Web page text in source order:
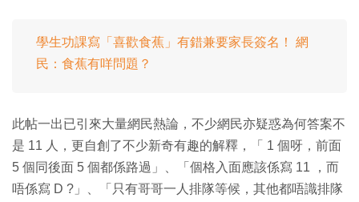
學生功課寫「喜歡食蕉」有錯兼要家長簽名！ 網
民：食蕉有咩問題？
此帖一出已引來大量網民熱論，不少網民亦疑惑為何答案不
是 11 人，更自創了不少新奇有趣的解釋，「 1 個呀，前面
5 個同後面 5 個都係路過」、「個格入面應該係寫 11 ，而
唔係寫 D ?」、「只有哥哥一人排隊等候，其他都唔識排隊